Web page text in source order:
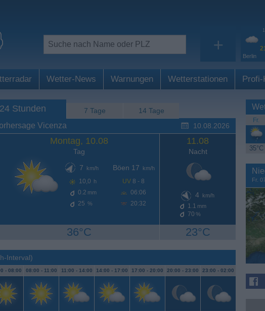
+
Berlin
Wetter-News Warnungen Wetterstationen Profi-
24 Stunden 7 Tage 14 Tage
Vicenza 10.08.2026
Montag, 10.08
Tag
7
km/h
10,0 h
0.2 mm
25 %
Böen 17 km/h
UV 8 - 8
06:06
20:32
36°C
11.08
Nacht
4 km/h
1.1 mm
70 %
23°C
Interval)
- 08:00 08:00 - 11:00 11:00 - 14:00 14:00 - 17:00 17:00 - 20:00 20:00 - 23:00 23:00 - 02:00
Fr.
35°C
Fr.